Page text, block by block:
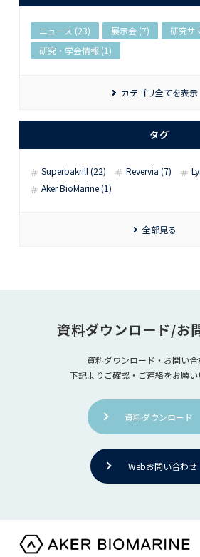
ニュース (23) 展示会 (7)
研究サ
研究・学会情報 (1)
カテゴリ全てを表示
タグ
Superbakrill (22) Revervia (7)
Aker BioMarine (1)
全部見る
資料ダウンロード/お
資料ダウンロード・お問い合
下記よりご確認・ご連絡をお願い
資料ダウンロード
Webお問い合わせ